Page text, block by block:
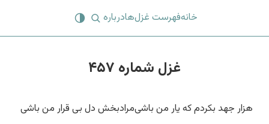
خانهفهرست غزل‌هادرباره
غزل شماره ۴۵۷
هزار جهد بکردم که یار من باشیمرادبخش دل بی قرار من باشی